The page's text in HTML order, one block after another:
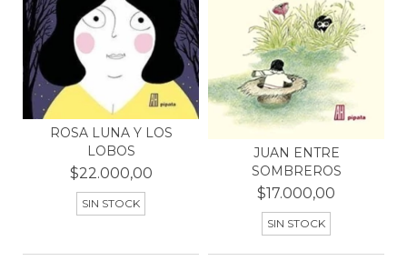
ROSA LUNA Y LOS
LOBOS
$22.000,00
SIN STOCK
JUAN ENTRE
SOMBREROS
$17.000,00
SIN STOCK